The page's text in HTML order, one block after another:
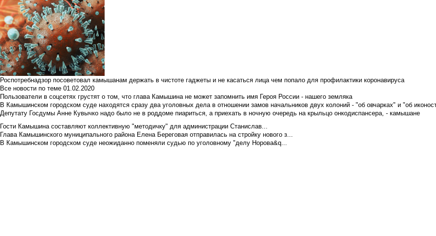
Роспотребнадзор посоветовал камышанам держать в чистоте гаджеты и не касаться лица чем попало для профилактики коронавируса
Все новости по теме 01.02.2020
Пользователи в соцсетях грустят о том, что глава Камышина не может запомнить имя Героя России - нашего земляка
В Камышинском городском суде находятся сразу два уголовных дела в отношении замов начальников двух колоний - "об овчарках" и "об
Депутату Госдумы Анне Кувычко надо было не в роддоме пиариться, а приехать в ночную очередь на крыльцо онкодиспансера, - камышане
Гости Камышина составляют коллективную "методичку" для администрации Станислав...
Глава Камышинского муниципального района Елена Береговая отправилась на стройку нового з...
В Камышинском городском суде неожиданно поменяли судью по уголовному "делу Норова&q...